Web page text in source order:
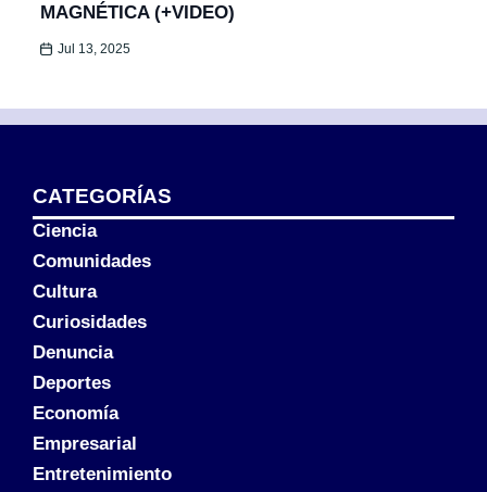
MAGNÉTICA (+VIDEO)
Jul 13, 2025
CATEGORÍAS
Ciencia
Comunidades
Cultura
Curiosidades
Denuncia
Deportes
Economía
Empresarial
Entretenimiento